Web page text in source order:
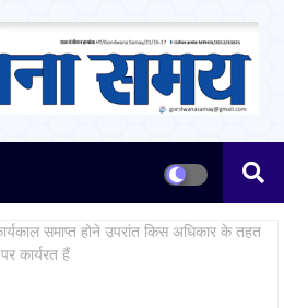
समाप्त होने उपरांत किस अधिकार के तहत
कार्यरत हैं